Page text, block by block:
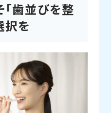
「歯並びを整
択を